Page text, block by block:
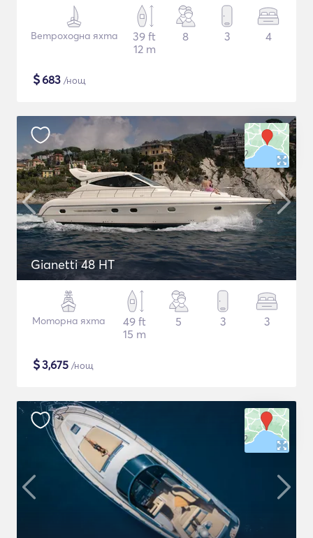
Ветроходна яхта
39 ft
12 m
8 3 4
$683 /нощ
Gianetti 48 HT
Моторна яхта
49 ft
15 m
5 3 3
$3,675 /нощ